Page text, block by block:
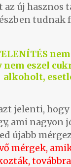
az új hasznos
nem eszel
jelenti, hogy
ami nagyon
újabb
mérgek,